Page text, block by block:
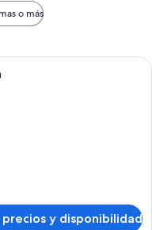
o más
de cama de alta calidad, caja
y disponibilidad